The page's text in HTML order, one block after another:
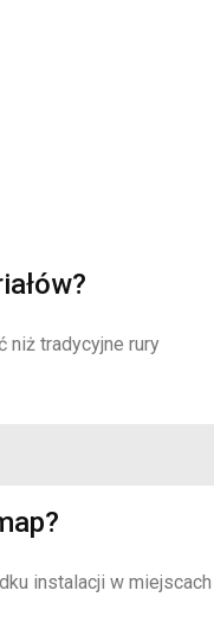
niż tradycyjne rury
instalacji w miejscach